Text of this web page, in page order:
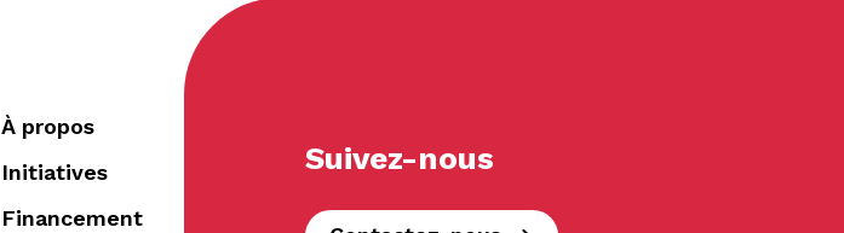
À propos
Initiatives
Financement
Suivez-nous